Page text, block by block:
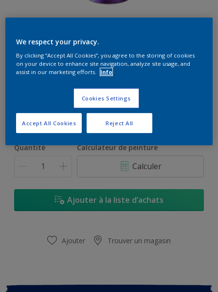
Peinture brillante pour tous supports intérieurs et extérieurs
Sélectionnez une couleur
2,88ml
800ml
3L
Quantité Calculateur de peinture
Calculer
Ajouter à la liste d’achats
Ajouter Trouver un magasin
We respect your privacy.
By clicking “Accept All Cookies”, you agree to the storing of cookies
on your device to enhance site navigation, analyze site usage, and
assist in our marketing efforts.
Info
Cookies Settings
Reject All
Accept All Cookies